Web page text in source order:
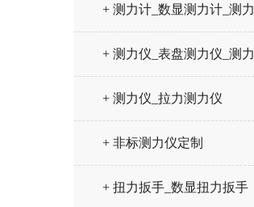
+ 测力计_数显测力计_测力
仪
+ 测力仪_表盘测力仪_测力
计
+ 测力仪_拉力测力仪
+ 非标测力仪定制
+ 扭力扳手_数显扭力扳手